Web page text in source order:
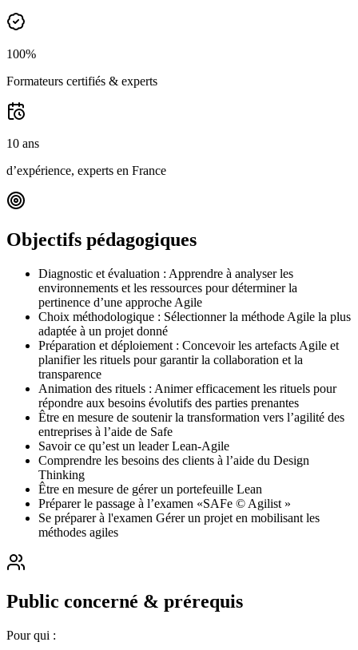
100%
Formateurs certifiés & experts
10 ans
d’expérience, experts en France
Objectifs pédagogiques
Diagnostic et évaluation : Apprendre à analyser les
environnements et les ressources pour déterminer la
pertinence d’une approche Agile
Choix méthodologique : Sélectionner la méthode Agile la plus
adaptée à un projet donné
Préparation et déploiement : Concevoir les artefacts Agile et
planifier les rituels pour garantir la collaboration et la
transparence
Animation des rituels : Animer efficacement les rituels pour
répondre aux besoins évolutifs des parties prenantes
Être en mesure de soutenir la transformation vers l’agilité des
entreprises à l’aide de Safe
Savoir ce qu’est un leader Lean-Agile
Comprendre les besoins des clients à l’aide du Design
Thinking
Être en mesure de gérer un portefeuille Lean
Préparer le passage à l’examen «SAFe © Agilist »
Se préparer à l'examen Gérer un projet en mobilisant les
méthodes agiles
Public concerné & prérequis
Pour qui :